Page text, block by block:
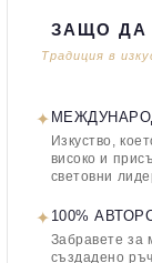
ЗАЩО ДА
Традиция в
✦
Изкуство,
високо и
световни
✦ 100%
Забравете за
създадено